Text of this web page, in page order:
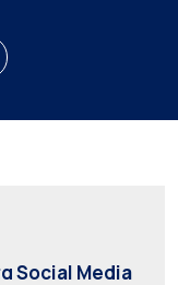
Social Media